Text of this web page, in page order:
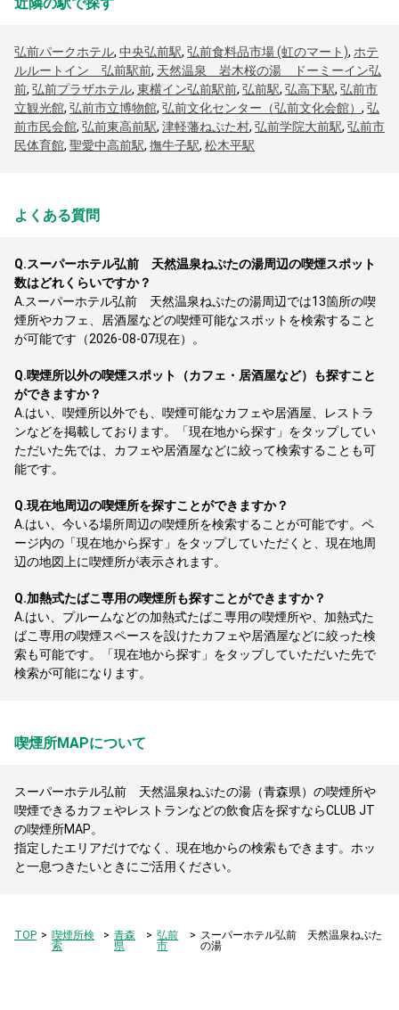
弘前パークホテル, 中央弘前駅, 弘前食料品市場 (虹のマート), ホテ
ルルートイン 弘前駅前, 天然温泉 岩木桜の湯 ドーミーイン弘
前, 弘前プラザホテル, 東横イン弘前駅前, 弘前駅, 弘高下駅, 弘前市
立観光館, 弘前市立博物館, 弘前文化センター（弘前文化会館） , 弘
前市民会館, 弘前東高前駅, 津軽藩ねぷた村, 弘前学院大前駅, 弘前市
民体育館, 聖愛中高前駅, 撫牛子駅, 松木平駅
よくある質問
Q.スーパーホテル弘前 天然温泉ねぷたの湯周辺の喫煙スポット
数はどれくらいですか？
A. スーパーホテル弘前 天然温泉ねぷたの湯周辺では13箇所の喫
煙所やカフェ、居酒屋などの喫煙可能なスポットを検索すること
が可能です（2026-08-07現在）。
Q.喫煙所以外の喫煙スポット（カフェ・居酒屋など）も探すこと
ができますか？
A. はい、喫煙所以外でも、喫煙可能なカフェや居酒屋、レストラ
ンなどを掲載しております。「現在地から探す」をタップしてい
ただいた先では、カフェや居酒屋などに絞って検索することも可
能です。
Q.現在地周辺の喫煙所を探すことができますか？
A. はい、今いる場所周辺の喫煙所を検索することが可能です。ペ
ージ内の「現在地から探す」をタップしていただくと、現在地周
辺の地図上に喫煙所が表示されます。
Q.加熱式たばこ専用の喫煙所も探すことができますか？
A. はい、プルームなどの加熱式たばこ専用の喫煙所や、加熱式た
ばこ専用の喫煙スペースを設けたカフェや居酒屋などに絞った検
索も可能です。「現在地から探す」をタップしていただいた先で
検索が可能になります。
喫煙所MAPについて
スーパーホテル弘前 天然温泉ねぷたの湯（青森県）の喫煙所や
喫煙できるカフェやレストランなどの飲食店を探すならCLUB JT
の喫煙所MAP。
指定したエリアだけでなく、現在地からの検索もできます。ホッ
と一息つきたいときにご活用ください。
TOP
喫煙所検
索
青森
県
弘前
市
スーパーホテル弘前 天然温泉ねぷた
の湯